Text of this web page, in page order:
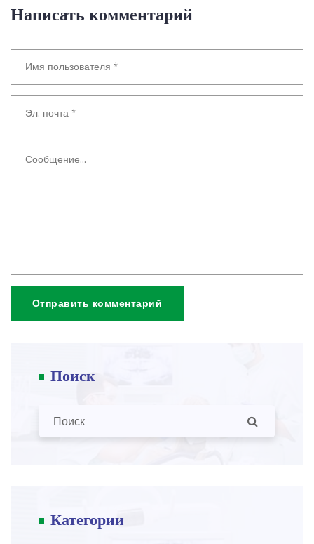
Написать комментарий
Отправить комментарий
Поиск
Категории